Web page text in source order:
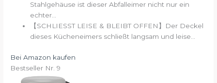
Stahlgehäuse ist dieser Abfalleimer nicht nur ein
echter...
【SCHLIESST LEISE & BLEIBT OFFEN】Der Deckel
dieses Kücheneimers schließt langsam und leise...
Bei Amazon kaufen
Bestseller Nr. 9